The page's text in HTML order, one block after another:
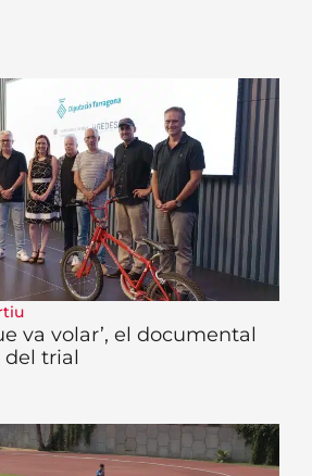
va volar’, el documental
trial